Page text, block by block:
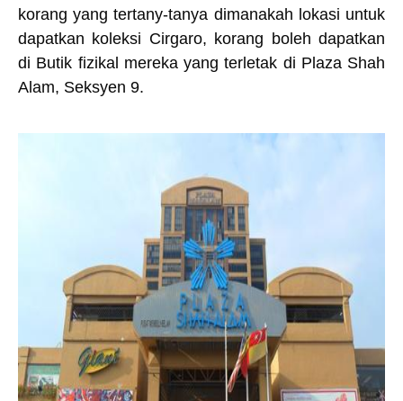
korang yang tertany-tanya dimanakah lokasi untuk
dapatkan koleksi Cirgaro, korang boleh dapatkan
di Butik fizikal mereka yang terletak di Plaza Shah
Alam, Seksyen 9.